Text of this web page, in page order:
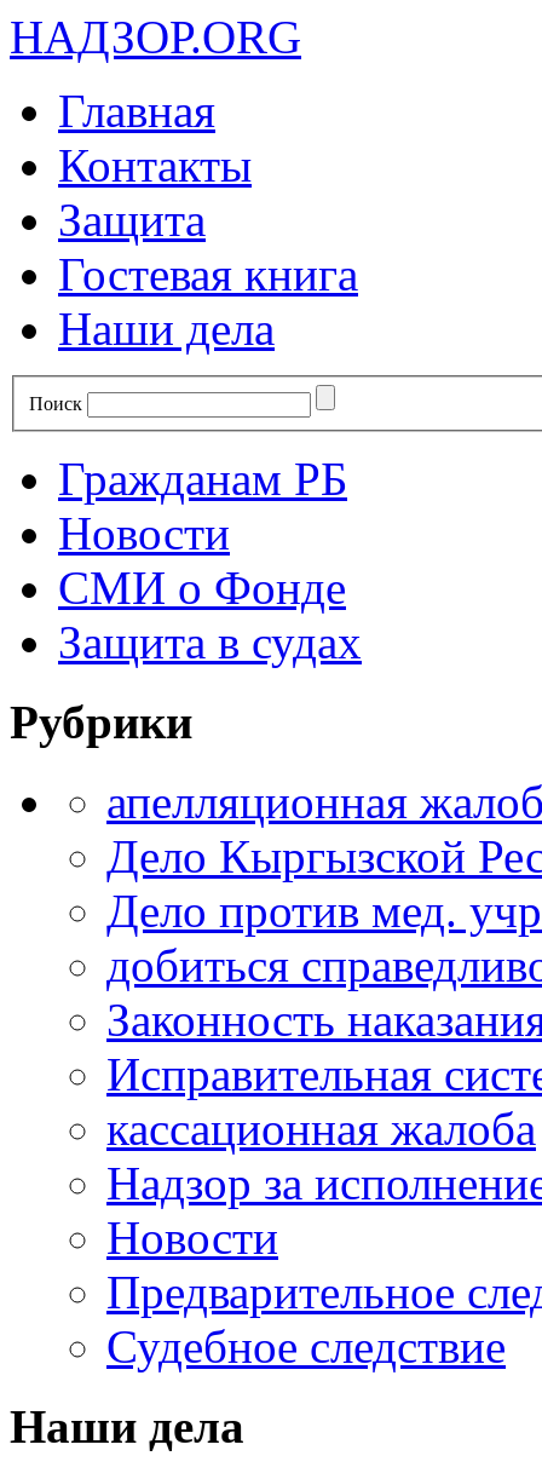
НАДЗОР.ORG
Главная
Контакты
Защита
Гостевая книга
Наши дела
Поиск
Гражданам РБ
Новости
СМИ о Фонде
Защита в судах
Рубрики
апелляционная
Дело Кыргызской
Дело против мед.
добиться
Законность
Исправительная
кассационная жалоба
Надзор за
Новости
Предварительное
Судебное следствие
Наши дела